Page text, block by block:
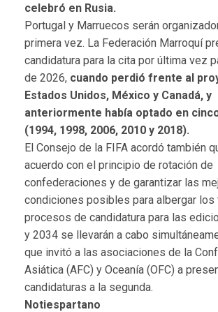
celebró en Rusia.
Portugal y Marruecos serán
primera vez. La Federación Marroquí
candidatura para la cita por última vez
de 2026, cuando perdió frente al
Estados Unidos, México y Canadá, y
anteriormente había optado en
(1994, 1998, 2006, 2010 y 2018).
El Consejo de la FIFA acordó también
acuerdo con el principio de rotación de
confederaciones y de garantizar las
condiciones posibles para albergar los
procesos de candidatura para las
y 2034 se llevarán a cabo
que invitó a las asociaciones de la
Asiática (AFC) y Oceanía (OFC) a
candidaturas a la segunda.
Notiespartano